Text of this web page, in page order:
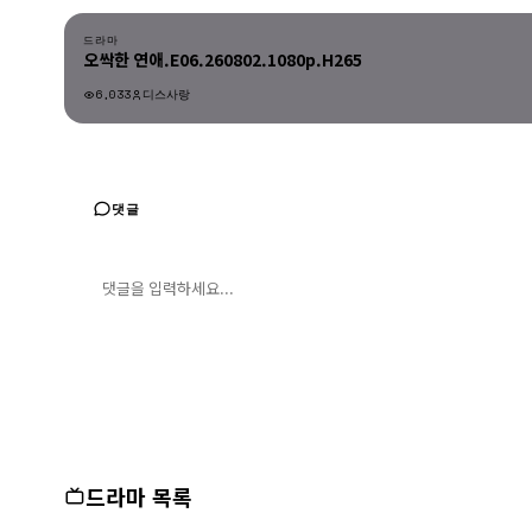
드라마
오싹한 연애.E06.260802.1080p.H265
6,033 디스사랑
드라마
댓글
드라마 목록